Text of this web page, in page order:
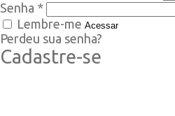
Senha *
Lembre-me Acessar
Perdeu sua senha?
Cadastre-se